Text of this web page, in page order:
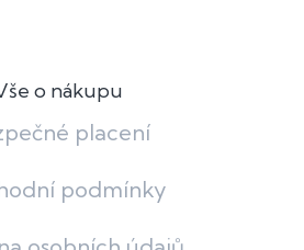
o nákupu
placení
podmínky